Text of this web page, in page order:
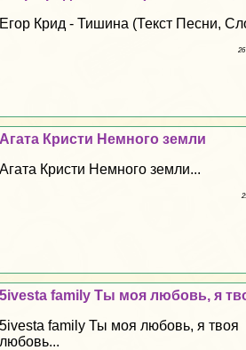
Егор Крид - Тишина (Текст Песни,
26
Агата Кристи Немного земли
Агата Кристи Немного земли...
5ivesta family Ты моя любовь, я
5ivesta family Ты моя любовь, я твоя
любовь...